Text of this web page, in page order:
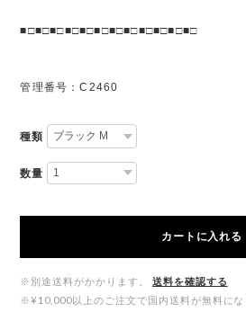
■□■□■□■□■□■□■□■□■□■□■□■□
管理番号：C2460
種類
数量
カートに入れる
※別途送料がかかります。
送料を確認する
※¥10,000以上のご注文で国内送料が無料にな